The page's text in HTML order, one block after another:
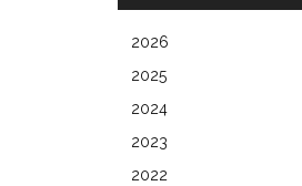
2026
2025
2024
2023
2022